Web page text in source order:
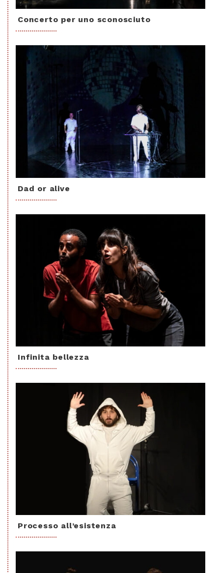
Concerto per uno sconosciuto
Dad or alive
Infinita bellezza
Processo all’esistenza